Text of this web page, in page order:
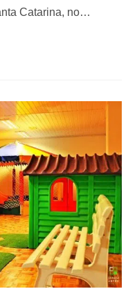
Catarina, no…